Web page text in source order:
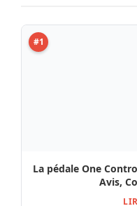
La pédale One
Avis,